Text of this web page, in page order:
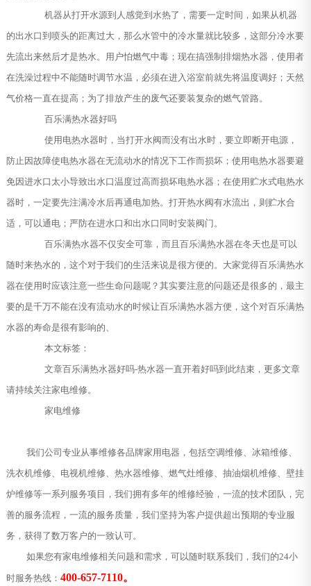
机器从打开水源到人感觉到水热了，需要一定时间，如果从机器
的出水口到喷头的距离过大，那么水管中的冷水量就比较多，这部分冷水要
先流出来然后才是热水。用户怕燃气中毒；现在搞强制排烟热水器，使用者
在洗澡过程中不能随时调节水温，必须在进入浴室前就先将温度调好；天然
气价格一直在提高；为了排放产生的废气还要装复杂的燃气管路。
百乐满热水器好吗
使用电热水器时，当打开水阀而没有出水时，要立即断开电源，
防止因故障使电热水器在无流动水的情况下工作而损坏；使用电热水器要避
免因进水口太小导致出水口温度过高而损坏电热水器；在使用贮水式电热水
器时，一定要先注满冷水后再通电加热。打开热水阀有水流出，则贮水合
适，可以通电；严防在进水口和出水口同时安装阀门。
百乐满热水器不仅安全可靠，而且百乐满热水器在冬天也是可以
随时来热水的，这个对于我们的生活来说是很方便的。大家觉得百乐满热水
器在使用时应该注意一些生命问题呢？其实要注意的问题还是很多的，最主
要的是千万不能在没有流动水的时候让百乐满热水器方便，这个对百乐满热
水器的寿命是很有影响的、
本文标签：
文章百乐满热水器好吗-热水器一直开着好吗到此结束，更多文章
请持续关注家电维修。
家电维修
我们公司专业从事维修各品牌家用电器，包括空调维修、冰箱维修、
洗衣机维修、电视机维修、热水器维修、燃气灶维修、抽油烟机维修、壁挂
炉维修等一系列服务项目，我们拥有多年的维修经验，一流的技术团队，完
善的服务流程，一流的服务质量，我们坚持为客户提供超出预期的专业服
务，获得了数万客户的一致认可。
如果您有家电维修相关问题和需求，可以随时联系我们，我们的24小
时服务热线： 400-657-7110。